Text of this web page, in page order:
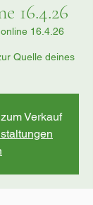
16.4.26
online 16.4.26
Quelle deines
Verkauf